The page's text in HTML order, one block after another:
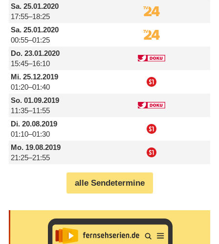
Sa.25.01.2020
17:55–18:25
Sa.25.01.2020
00:55–01:25
Do.23.01.2020
15:45–16:10
Mi.25.12.2019
01:20–01:40
So.01.09.2019
11:35–11:55
Di.20.08.2019
01:10–01:30
Mo.19.08.2019
21:25–21:55
alle Sendetermine